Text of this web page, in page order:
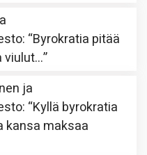
: “Byrokratia pitää
viulut…”
ja
: “Kyllä byrokratia
kansa maksaa